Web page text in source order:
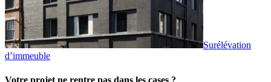
Surélévation
d’immeuble
Votre projet ne rentre pas dans les cases ?